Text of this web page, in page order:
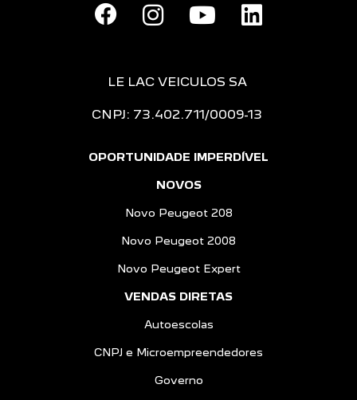
LE LAC VEICULOS SA
CNPJ: 73.402.711/0009-13
OPORTUNIDADE IMPERDÍVEL
NOVOS
Novo Peugeot 208
Novo Peugeot 2008
Novo Peugeot Expert
VENDAS DIRETAS
Autoescolas
CNPJ e Microempreendedores
Governo